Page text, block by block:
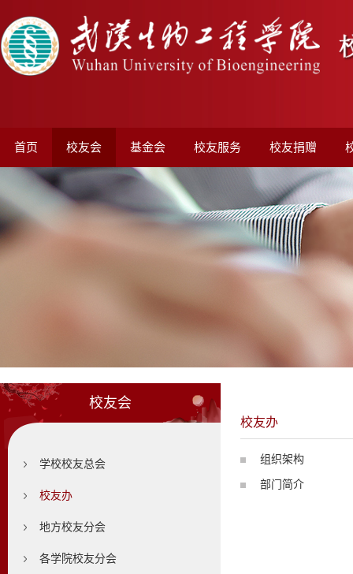
首页 校友会 基金会 校友服务 校友捐赠
校友会
学校校友总会
校友办
地方校友分会
各学院校友分会
校友办
组织架构
部门简介